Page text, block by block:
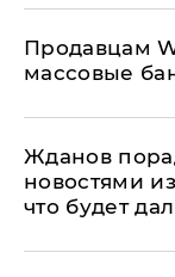
Продавцам
массовые
Жданов
новостями
что будет